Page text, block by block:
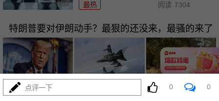
最热 阅读 7304
特朗普要对伊朗动手？最狠的还没来，最骚的来了
最热 阅读 5896 08-03
点评一下 0 0